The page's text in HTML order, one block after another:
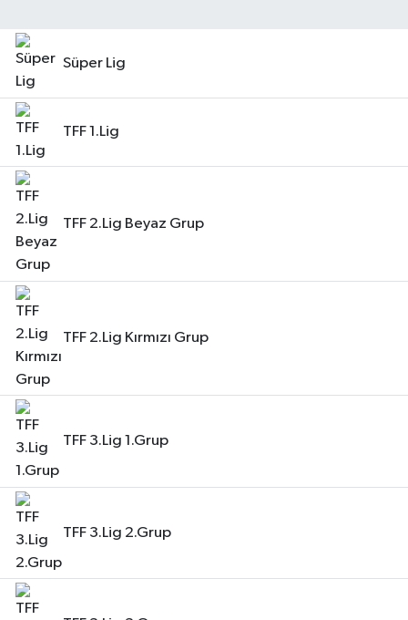
Süper Lig
TFF 1.Lig
TFF 2.Lig Beyaz Grup
TFF 2.Lig Kırmızı Grup
TFF 3.Lig 1.Grup
TFF 3.Lig 2.Grup